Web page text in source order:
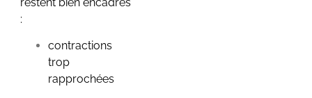
:
contractions
trop
rapprochées